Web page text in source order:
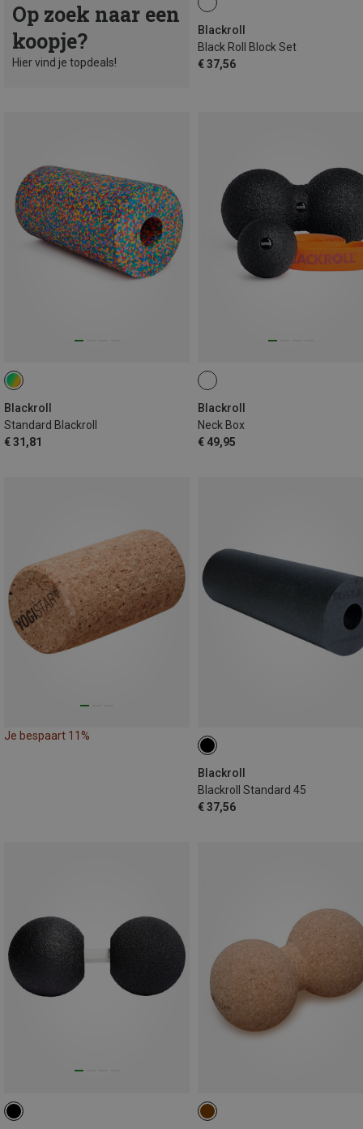
Op zoek naar een
koopje?
Hier vind je topdeals!
Blackroll
Black Roll Block Set
€ 37,56
Blackroll
Standard Blackroll
€ 31,81
Blackroll
Neck Box
€ 49,95
Je bespaart 11%
Blackroll
Blackroll Standard 45
€ 37,56